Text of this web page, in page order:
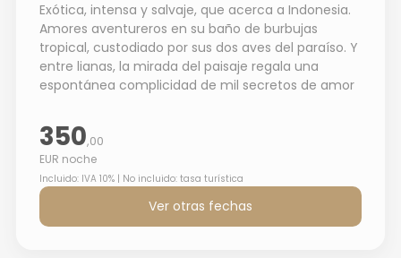
Exótica, intensa y salvaje, que acerca a Indonesia.
Amores aventureros en su baño de burbujas
tropical, custodiado por sus dos aves del paraíso. Y
entre lianas, la mirada del paisaje regala una
espontánea complicidad de mil secretos de amor
350,00
EUR noche
Incluido: IVA 10% | No incluido: tasa turística
Ver otras fechas